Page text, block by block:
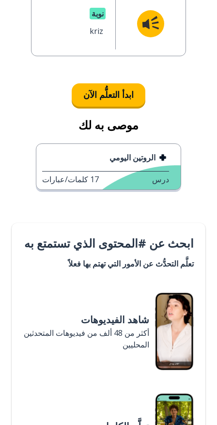
نوبة
kriz
ابدأ التعلُّم الآن
موصى به لك
الروتين اليومي
درس 17 كلمات/عبارات
ابحث عن #المحتوى الذي تستمتع به
تعلَّم التحدُّث عن الأمور التي تهتم بها فعلاً
شاهد الفيديوهات
أكثر من 48 ألف من فيديوهات المتحدثين
المحليين